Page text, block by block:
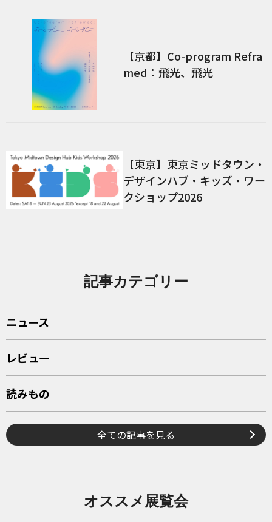
【京都】Co-program Refra
med：飛光、飛光
【東京】東京ミッドタウン・
デザインハブ・キッズ・ワー
クショップ2026
記事カテゴリー
ニュース
レビュー
読みもの
全ての記事を見る
オススメ展覧会